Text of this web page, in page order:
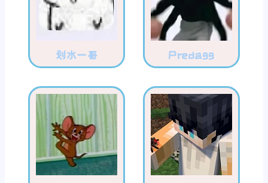
划水一哥 Predagg